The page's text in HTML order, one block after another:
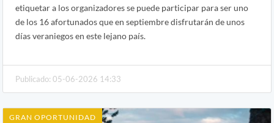
etiquetar a los organizadores se puede participar para ser uno
de los 16 afortunados que en septiembre disfrutarán de unos
días veraniegos en este lejano país.
Publicado: 05-06-2026 14:33
GRAN OPORTUNIDAD